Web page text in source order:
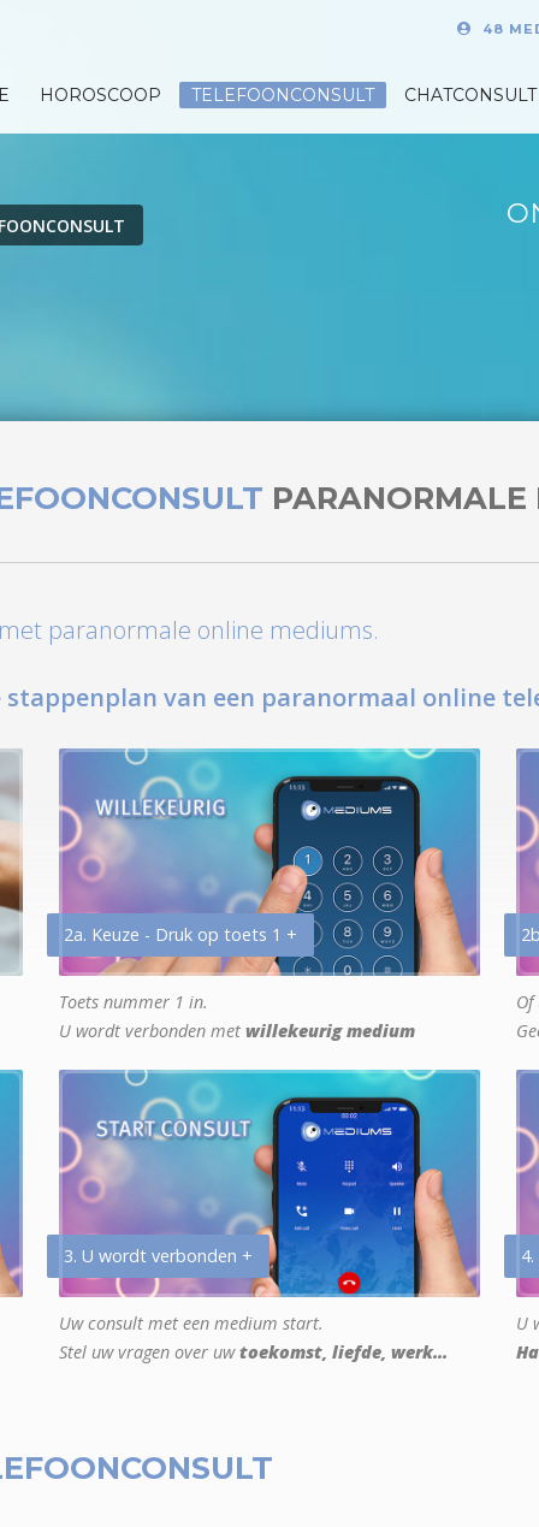
48
HOROSCOOP TELEFOONCONSULT CHATCONSULT
PARANORMALE
paranormale online mediums.
van een paranormaal online
2a. Keuze - Druk op toets 1 +
Toets nummer 1 in.
U wordt verbonden met willekeurig medium
3. U wordt verbonden +
Uw consult met een medium start.
Stel uw vragen over uwtoekomst, liefde, werk...
U